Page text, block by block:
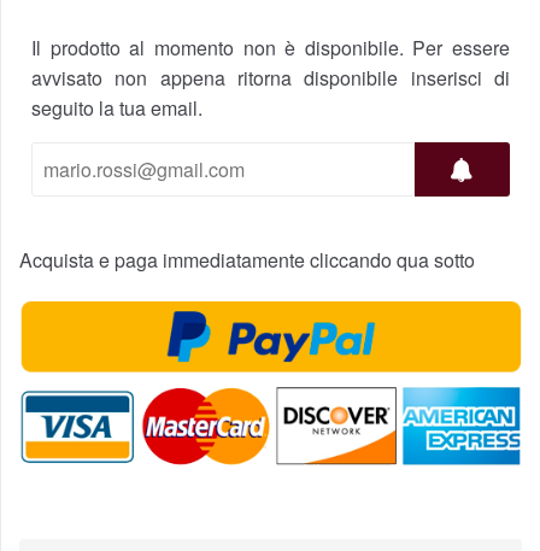
Il prodotto al momento non è disponibile. Per essere
avvisato non appena ritorna disponibile inserisci di
seguito la tua email.
Acquista e paga immediatamente cliccando qua sotto